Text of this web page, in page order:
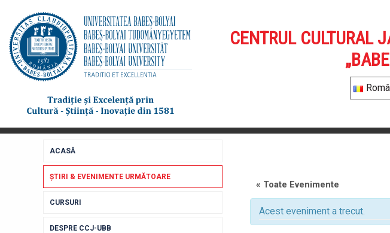
CENTRUL CULTURAL
ACASĂ
ȘTIRI & EVENIMENTE URMĂTOARE
CURSURI
DESPRE CCJ-UBB
« Toate Evenimente
Acest eveniment a trecut.